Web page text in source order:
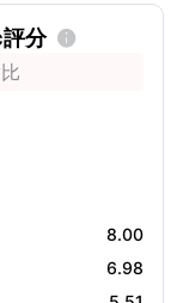
分 
8.00
6.98